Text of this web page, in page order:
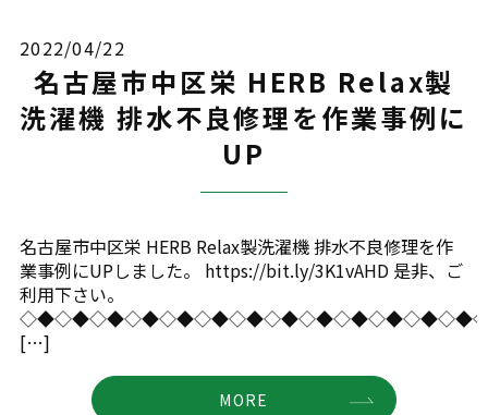
2022/04/22
名古屋市中区栄 HERB Relax製
洗濯機 排水不良修理を作業事例に
UP
名古屋市中区栄 HERB Relax製洗濯機 排水不良修理を作
業事例にUPしました。 https://bit.ly/3K1vAHD 是非、ご
利用下さい。
[…]
MORE